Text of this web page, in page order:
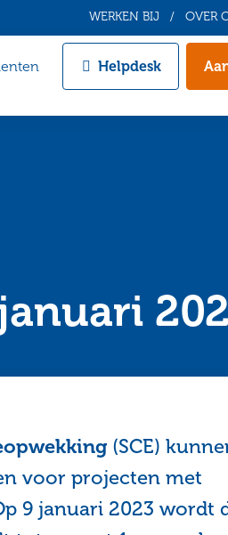
Helpdesk
WERKEN BIJ OVER
(SCE)
voor projecten met
9 januari 2023 wordt